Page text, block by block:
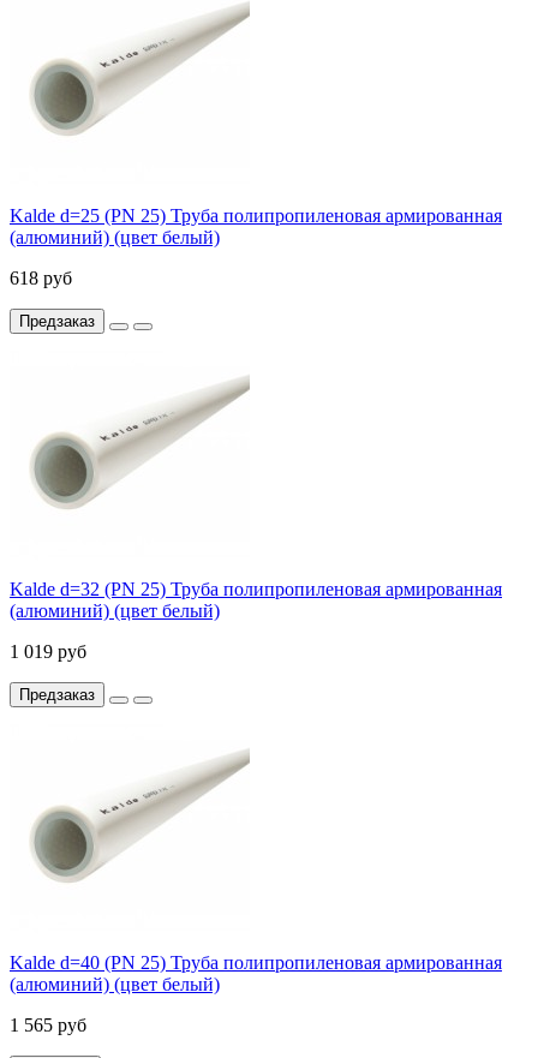
Kalde d=25 (PN 25) Труба полипропиленовая армированная
(алюминий) (цвет белый)
618 руб
Предзаказ
Kalde d=32 (PN 25) Труба полипропиленовая армированная
(алюминий) (цвет белый)
1 019 руб
Предзаказ
Kalde d=40 (PN 25) Труба полипропиленовая армированная
(алюминий) (цвет белый)
1 565 руб